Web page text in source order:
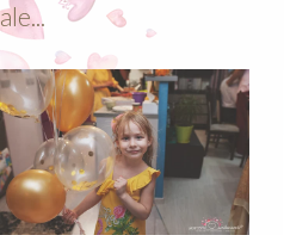
ale...
640